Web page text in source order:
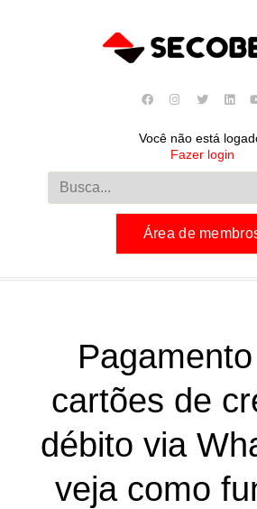
Você não está
Fazer login
Área de
cartões de
débito via
veja como